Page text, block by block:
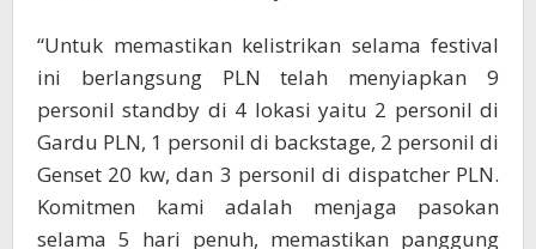
“Untuk memastikan kelistrikan selama festival
ini berlangsung PLN telah menyiapkan 9
personil standby di 4 lokasi yaitu 2 personil di
Gardu PLN, 1 personil di backstage, 2 personil di
Genset 20 kw, dan 3 personil di dispatcher PLN.
Komitmen kami adalah menjaga pasokan
selama 5 hari penuh, memastikan panggung